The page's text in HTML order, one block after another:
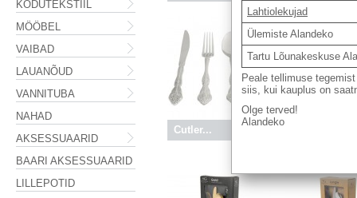
Lahtiolekujad
Ülemiste Alandeko
Tartu Lõunakeskuse
Peale tellimuse
siis, kui kauplus on
Olge terved!
Alandeko
Cutler...
KODUTEKSTIIL
MÖÖBEL
VAIBAD
LAUANÕUD
VANNITUBA
NAHAD
AKSESSUAARID
BAARI AKSESSUAARID
LILLEPOTID